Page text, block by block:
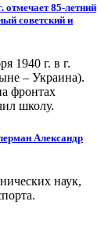
85-летний
советский и
1940 г. в г.
– Украина).
фронтах
школу.
Александр
наук,